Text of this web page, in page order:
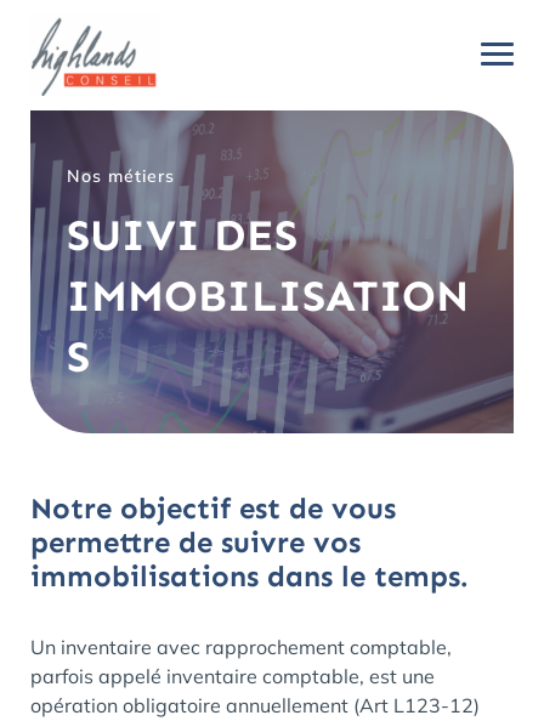
Nos métiers
SUIVI DES
IMMOBILISATION
S
Notre objectif est de vous
permettre de suivre vos
immobilisations dans le temps.
Un inventaire avec rapprochement comptable,
parfois appelé inventaire comptable, est une
opération obligatoire annuellement (Art L123-12)